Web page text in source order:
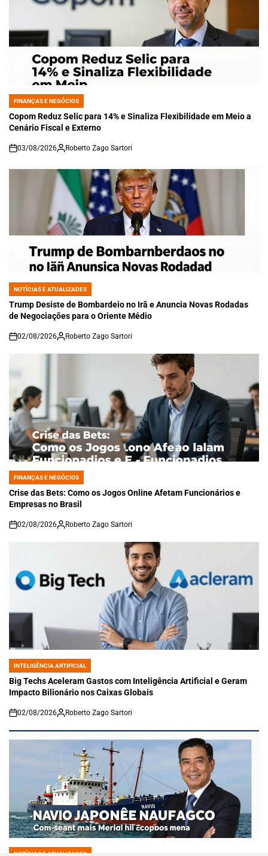
POSTED
IN
FINANÇAS E NEGÓCIOS
Copom Reduz Selic para 14% e Sinaliza Flexibilidade em Meio a
Cenário Fiscal e Externo
on
03/08/2026 Roberto Zago Sartori
POSTED
IN
NOTÍCIAS E ATUALIZADES
Trump Desiste de Bombardeio no Irã e Anuncia Novas Rodadas
de Negociações para o Oriente Médio
on
02/08/2026 Roberto Zago Sartori
POSTED
IN
FINANÇAS E NEGÓCIOS
Crise das Bets: Como os Jogos Online Afetam Funcionários e
Empresas no Brasil
on
02/08/2026 Roberto Zago Sartori
POSTED
IN
INTELIGÊNCIA ARTIFICIAL
Big Techs Aceleram Gastos com Inteligência Artificial e Geram
Impacto Bilionário nos Caixas Globais
on
02/08/2026 Roberto Zago Sartori
NOTÍCIAS E ATUALIZADES